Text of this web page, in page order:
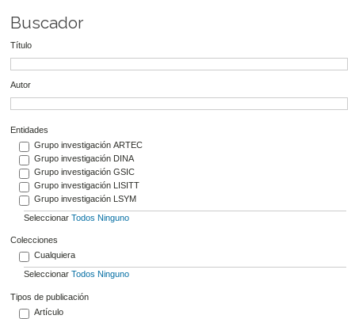
Buscador
Título
Autor
Entidades
Grupo investigación ARTEC
Grupo investigación DINA
Grupo investigación GSIC
Grupo investigación LISITT
Grupo investigación LSYM
Seleccionar Todos Ninguno
Colecciones
Cualquiera
Seleccionar Todos Ninguno
Tipos de publicación
Artículo